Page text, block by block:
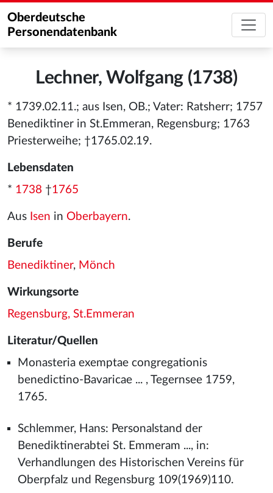
Oberdeutsche
Personendatenbank
Lechner, Wolfgang (1738)
* 1739.02.11.; aus Isen, OB.; Vater: Ratsherr; 1757
Benediktiner in St.Emmeran, Regensburg; 1763
Priesterweihe; †1765.02.19.
Lebensdaten
* 1738 †1765
Aus Isen in Oberbayern.
Berufe
Benediktiner, Mönch
Wirkungsorte
Regensburg, St.Emmeran
Literatur/Quellen
Monasteria exemptae congregationis
benedictino-Bavaricae ... , Tegernsee 1759,
1765.
Schlemmer, Hans: Personalstand der
Benediktinerabtei St. Emmeram ..., in:
Verhandlungen des Historischen Vereins für
Oberpfalz und Regensburg 109(1969)110.